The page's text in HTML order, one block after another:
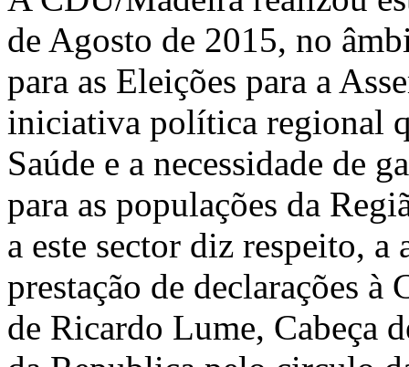
de Agosto de 2015, no
para as Eleições para a
iniciativa política regional
Saúde e a necessidade de
para as populações da
a este sector diz respeito, a
prestação de declarações
de Ricardo Lume, Cabeça